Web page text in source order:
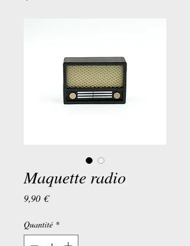
Maquette radio
9,90 €Prix
Quantité *